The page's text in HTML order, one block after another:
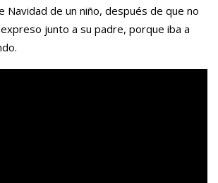
Navidad de un niño, después de que no
junto a su padre, porque iba a